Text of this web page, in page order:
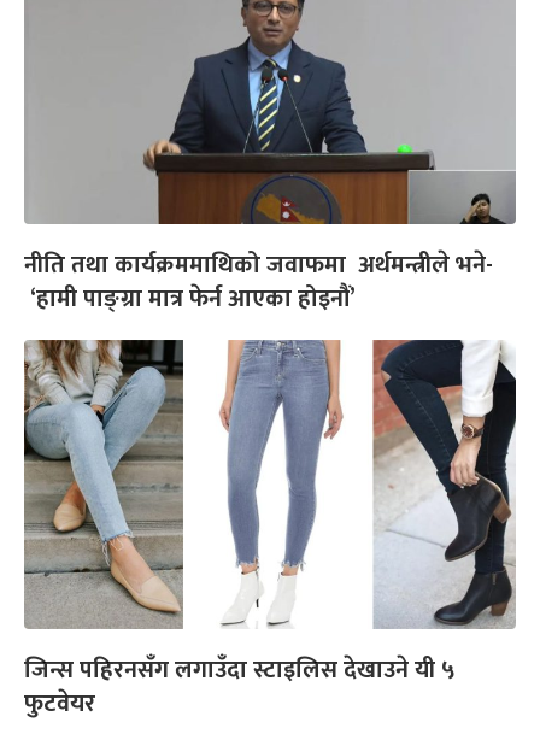
नीति तथा कार्यक्रममाथिको जवाफमा अर्थमन्त्रीले भने-
‘हामी पाङ्ग्रा मात्र फेर्न आएका होइनौं’
जिन्स पहिरनसँग लगाउँदा स्टाइलिस देखाउने यी ५
फुटवेयर